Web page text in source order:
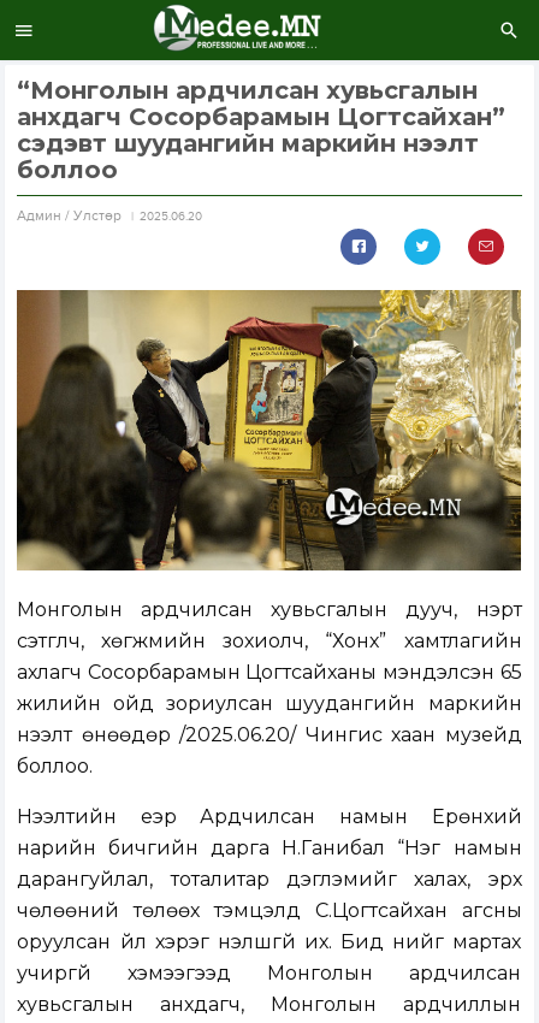
“Монголын ардчилсан хувьсгалын
анхдагч Сосорбарамын Цогтсайхан”
сэдэвт шуудангийн маркийн нээлт
боллоо
Aдмин / Улстөр 2025.06.20
Монголын ардчилсан хувьсгалын дууч, нэрт
сэтгүүлч, хөгжмийн зохиолч, “Хонх” хамтлагийн
ахлагч Сосорбарамын Цогтсайханы мэндэлсэн 65
жилийн ойд зориулсан шуудангийн маркийн
нээлт өнөөдөр /2025.06.20/ Чингис хаан музейд
боллоо.
Нээлтийн үеэр Ардчилсан намын Ерөнхий
нарийн бичгийн дарга Н.Ганибал “Нэг намын
дарангуйлал, тоталитар дэглэмийг халах, эрх
чөлөөний төлөөх тэмцэлд С.Цогтсайхан агсны
оруулсан үйл хэрэг үнэлшгүй их. Бид үүнийг мартах
учиргүй хэмээгээд Монголын ардчилсан
хувьсгалын анхдагч, Монголын ардчиллын